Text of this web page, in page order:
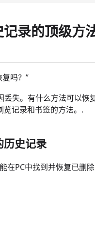
录的顶级方
吗？”
失。有什么方法可以恢
记录和书签的方法。.
史记录
在PC中找到并恢复已删